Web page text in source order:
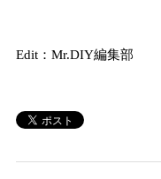
Edit：Mr.DIY編集部